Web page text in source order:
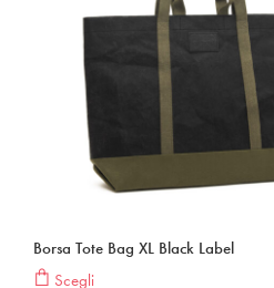
Borsa Tote Bag XL Black Label
Scegli